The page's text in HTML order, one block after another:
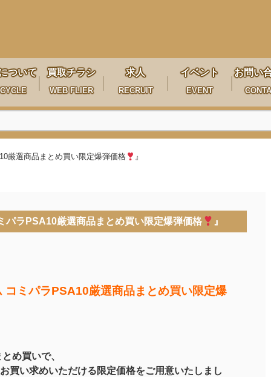
ついて 買取チラシ
WEB FLIER
求人
RECRUIT
イベント
EVENT
お問い
厳選商品まとめ買い限定爆弾価格 』
パラPSA10厳選商品まとめ買い限定爆弾価格 』
コミパラPSA10厳選商品まとめ買い限定爆
め買いで、
買い求めいただける限定価格をご用意いたしまし